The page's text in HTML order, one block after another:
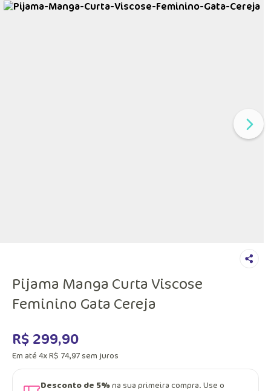
Pijama Manga Curta Viscose
Feminino Gata Cereja
R$ 299,90
Em até 4xR$ 74,97 sem juros
Desconto de 5%na sua primeira compra. Use o